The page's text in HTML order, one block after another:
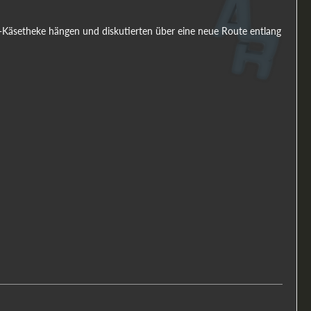
hängen und diskutierten über eine neue Route entlang